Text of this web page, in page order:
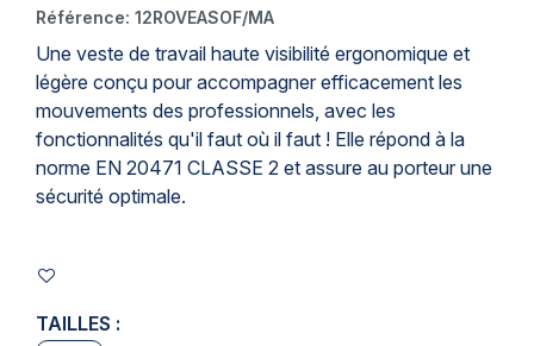
Référence: 12ROVEASOF/MA
Une veste de travail haute visibilité ergonomique et
légère conçu pour accompagner efficacement les
mouvements des professionnels, avec les
fonctionnalités qu'il faut où il faut ! Elle répond à la
norme EN 20471 CLASSE 2 et assure au porteur une
sécurité optimale.
TAILLES :